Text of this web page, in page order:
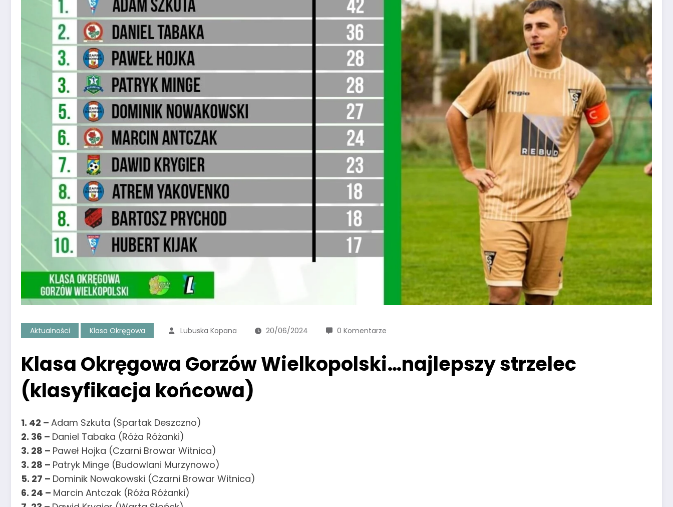
Aktualności Klasa Okręgowa Lubuska Kopana 20/06/2024 0 Komentarze
Klasa Okręgowa Gorzów Wielkopolski…najlepszy strzelec
(klasyfikacja końcowa)
1. 42 – Adam Szkuta (Spartak Deszczno)
2. 36 – Daniel Tabaka (Róża Różanki)
3. 28 – Paweł Hojka (Czarni Browar Witnica)
3. 28 – Patryk Minge (Budowlani Murzynowo)
5. 27 – Dominik Nowakowski (Czarni Browar Witnica)
6. 24 – Marcin Antczak (Róża Różanki)